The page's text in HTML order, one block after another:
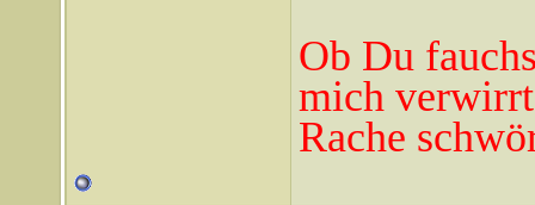
Ob Du
mich
Rache